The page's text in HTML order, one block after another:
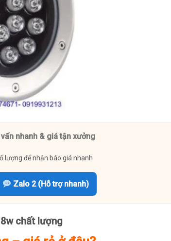
nhanh & giá tận xưởng
lượng để nhận báo giá nhanh
Zalo 2 (Hỗ trợ nhanh)
chất lượng